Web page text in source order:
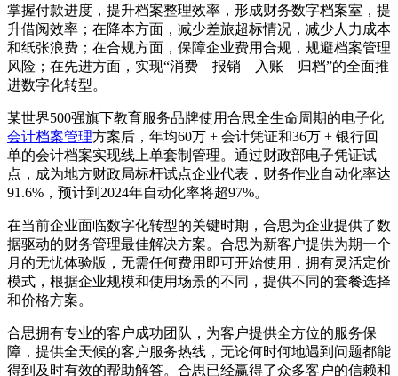
掌握付款进度，提升档案整理效率，形成财务数字档案室，提
升借阅效率；在降本方面，减少差旅超标情况，减少人力成本
和纸张浪费；在合规方面，保障企业费用合规，规避档案管理
风险；在先进方面，实现“消费 – 报销 – 入账 – 归档”的全面推
进数字化转型。
某世界500强旗下教育服务品牌使用合思全生命周期的电子化
会计档案管理方案后，年均60万 + 会计凭证和36万 + 银行回
单的会计档案实现线上单套制管理。通过财政部电子凭证试
点，成为地方财政局标杆试点企业代表，财务作业自动化率达
91.6%，预计到2024年自动化率将超97%。
在当前企业面临数字化转型的关键时期，合思为企业提供了数
据驱动的财务管理最佳解决方案。合思为新客户提供为期一个
月的无忧体验版，无需任何费用即可开始使用，拥有灵活定价
模式，根据企业规模和使用场景的不同，提供不同的套餐选择
和价格方案。
合思拥有专业的客户成功团队，为客户提供全方位的服务保
障，提供全天候的客户服务热线，无论何时何地遇到问题都能
得到及时有效的帮助解答。合思已经赢得了众多客户的信赖和